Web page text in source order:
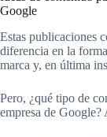
Google
Estas publicaciones
diferencia en la
marca y, en última
Pero, ¿qué tipo de
empresa de Google?